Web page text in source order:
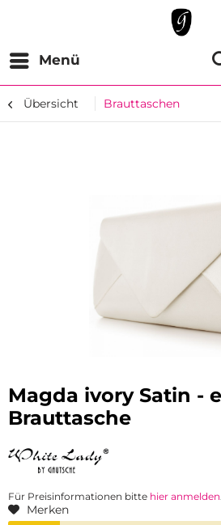
Menü
Übersicht Brauttaschen
Magda ivory Satin -
Brauttasche
Für Preisinformationen bitte hier anmelden.
Merken